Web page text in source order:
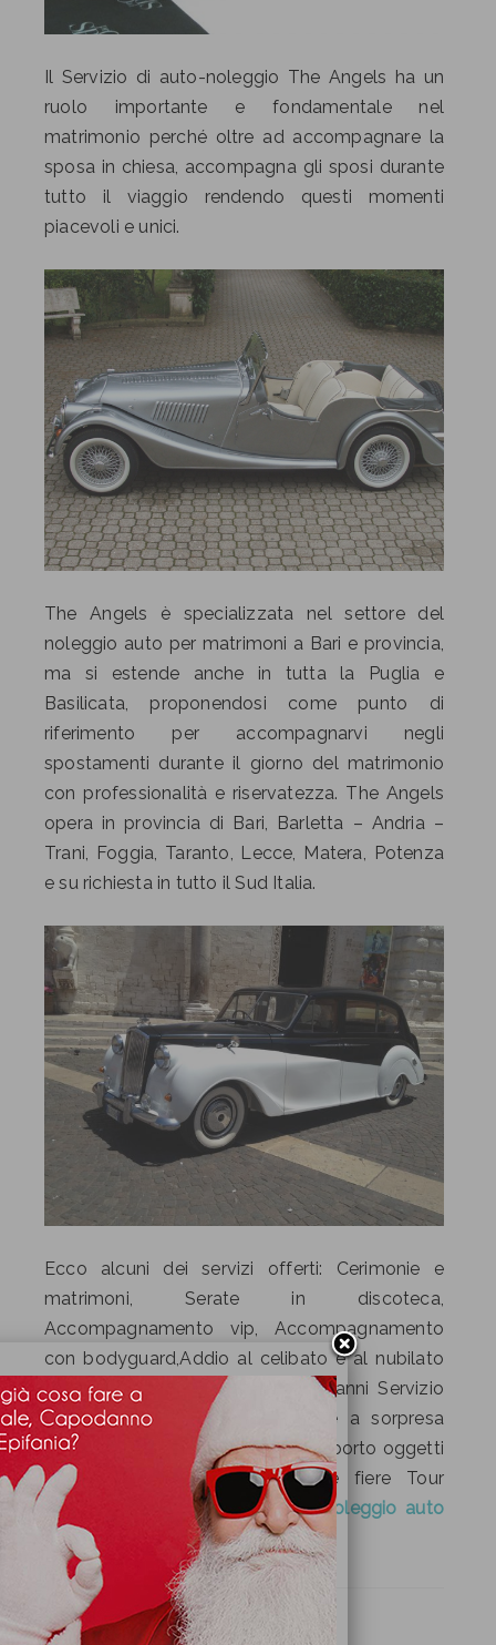
Il Servizio di auto-noleggio The Angels ha un
ruolo importante e fondamentale nel
matrimonio perché oltre ad accompagnare la
sposa in chiesa, accompagna gli sposi durante
tutto il viaggio rendendo questi momenti
piacevoli e unici.
The Angels è specializzata nel settore del
noleggio auto per matrimoni a Bari e provincia,
ma si estende anche in tutta la Puglia e
Basilicata, proponendosi come punto di
riferimento per accompagnarvi negli
spostamenti durante il giorno del matrimonio
con professionalità e riservatezza. The Angels
opera in provincia di Bari, Barletta – Andria –
Trani, Foggia, Taranto, Lecce, Matera, Potenza
e su richiesta in tutto il Sud Italia.
Ecco alcuni dei servizi offerti: Cerimonie e
matrimoni, Serate in discoteca,
Accompagnamento vip, Accompagnamento
con bodyguard,Addio al celibato e al nubilato
Auto d’epoca con autista,Compleanni Servizio
rappresentanza,Feste di laurea e a sorpresa
Trasporto in aeroporto, Party Trasporto oggetti
preziosi, Convention, meeting e fiere Tour
guidati. Guarda la pagina per ilnoleggio auto
per matrimoni
FacebookTwitter
condividi